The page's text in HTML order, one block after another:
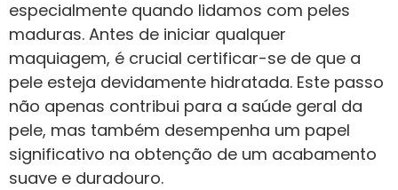
especialmente quando lidamos com peles
maduras. Antes de iniciar qualquer
maquiagem, é crucial certificar-se de que a
pele esteja devidamente hidratada. Este passo
não apenas contribui para a saúde geral da
pele, mas também desempenha um papel
significativo na obtenção de um acabamento
suave e duradouro.